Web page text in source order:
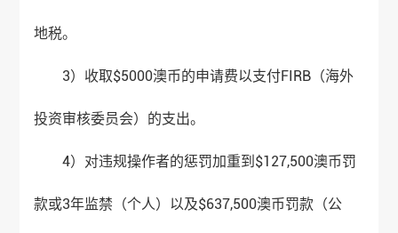
地税。
3）收取$5000澳币的申请费以支付FIRB（海外
投资审核委员会）的支出。
4）对违规操作者的惩罚加重到$127,500澳币罚
款或3年监禁（个人）以及$637,500澳币罚款（公